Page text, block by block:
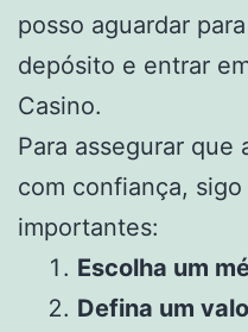
posso aguardar
depósito e entrar
Casino.
Para assegurar que
com confiança,
importantes:
Escolha um
Defina um